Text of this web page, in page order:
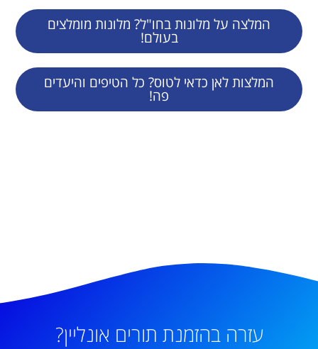
המלצה על מלונות בחו"ל? מלונות מומלצים
בעולם!
המלצות לאן כדאי לטוס? כל הטיפים והיעדים
פה!
עזרה בהזמנת תורים אונליין?